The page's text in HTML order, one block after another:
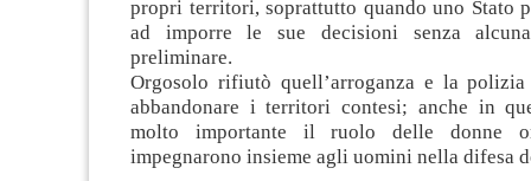
propri territori, soprattutto quando uno Stato
ad imporre le sue decisioni senza
preliminare.
Orgosolo rifiutò quell’arroganza e la
abbandonare i territori contesi; anche in
molto importante il ruolo delle donne
impegnarono insieme agli uomini nella difesa